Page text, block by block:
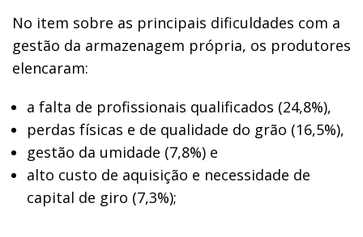
No item sobre as principais dificuldades com a
gestão da armazenagem própria, os produtores
elencaram:
a falta de profissionais qualificados (24,8%),
perdas físicas e de qualidade do grão (16,5%),
gestão da umidade (7,8%) e
alto custo de aquisição e necessidade de
capital de giro (7,3%);